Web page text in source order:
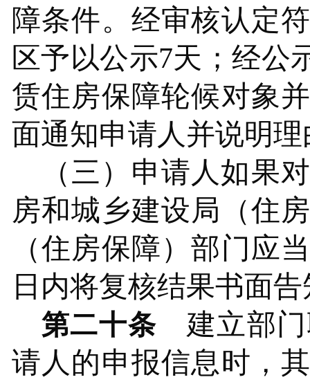
障条件。经审核认定
区予以公示7天；经公
赁住房保障轮候对象
面通知申请人并说明理
（三）申请人如果
房和城乡建设局（住
（住房保障）部门应
日内将复核结果书面
第二十条
建立部
请人的申报信息时，